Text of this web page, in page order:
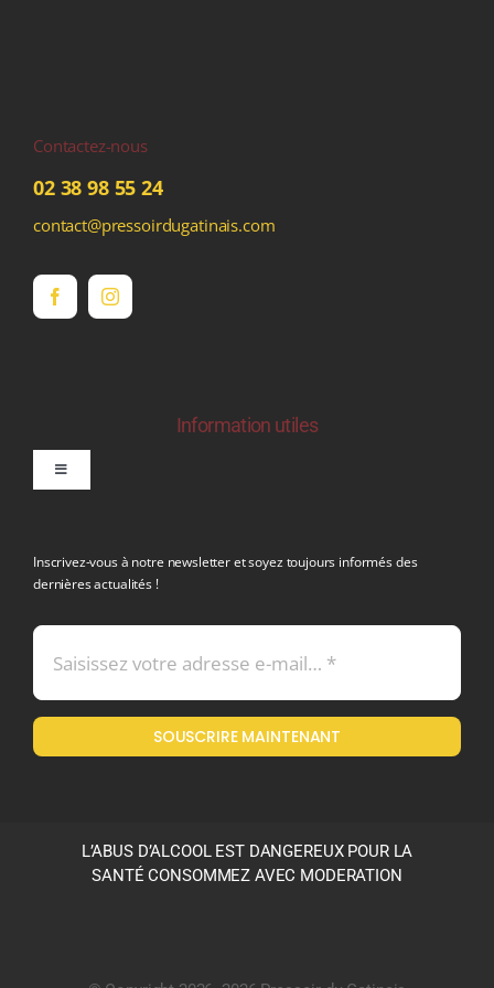
Contactez-nous
02 38 98 55 24
contact@pressoirdugatinais.com
Information utiles
Toggle
Mentions légales
Politique en matière de remboursements et de retours
Inscrivez-vous à notre newsletter et soyez toujours informés des
dernières actualités !
SOUSCRIRE MAINTENANT
L’ABUS D’ALCOOL EST DANGEREUX POUR LA
SANTÉ CONSOMMEZ AVEC MODERATION